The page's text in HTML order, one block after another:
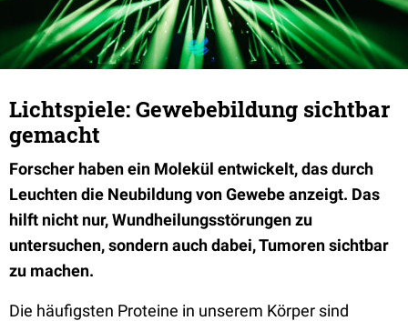
Lichtspiele: Gewebebildung sichtbar
gemacht
Forscher haben ein Molekül entwickelt, das durch
Leuchten die Neubildung von Gewebe anzeigt. Das
hilft nicht nur, Wundheilungsstörungen zu
untersuchen, sondern auch dabei, Tumoren sichtbar
zu machen.
Die häufigsten Proteine in unserem Körper sind